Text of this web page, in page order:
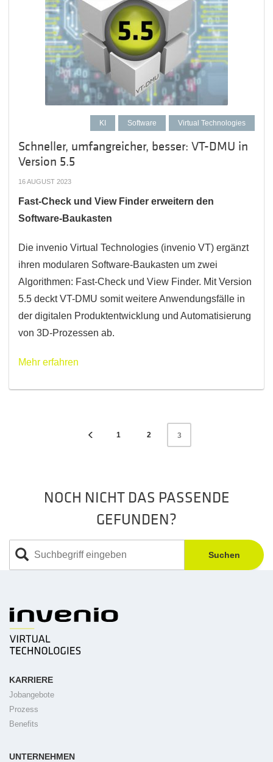
KI Software Virtual Technologies
Schneller, umfangreicher, besser: VT-DMU in
Version 5.5
16 AUGUST 2023
Fast-Check und View Finder erweitern den
Software-Baukasten
Die invenio Virtual Technologies (invenio VT) ergänzt
ihren modularen Software-Baukasten um zwei
Algorithmen: Fast-Check und View Finder. Mit Version
5.5 deckt VT-DMU somit weitere Anwendungsfälle in
der digitalen Produktentwicklung und Automatisierung
von 3D-Prozessen ab.
Mehr erfahren
1 2 3
NOCH NICHT DAS PASSENDE
GEFUNDEN?
Suchen
KARRIERE
Jobangebote
Prozess
Benefits
UNTERNEHMEN